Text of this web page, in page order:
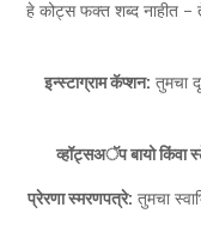
हे कोट्स फक्त शब्द नाहीत –
इन्स्टाग्राम कॅप्शन: तुमचा
व्हॉट्सअॅप बायो किंवा
प्रेरणा स्मरणपत्रे: तुमचा